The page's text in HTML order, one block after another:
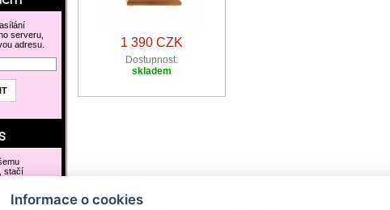
1 390 CZK
Dostupnost:
skladem
serveru,
adresu.
stačí
formulář.
Informace o cookies